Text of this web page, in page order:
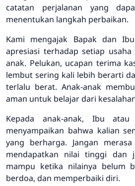
catatan perjalanan yang
menentukan langkah perbaikan.
Kami mengajak Bapak dan
apresiasi terhadap setiap
anak. Pelukan, ucapan terima
lembut sering kali lebih berarti
terlalu berat. Anak-anak
aman untuk belajar dari
Kepada anak-anak, Ibu
menyampaikan bahwa kalian
yang berharga. Jangan
mendapatkan nilai tinggi dan
mampu ketika nilainya belum
berdoa, dan memperbaiki diri.